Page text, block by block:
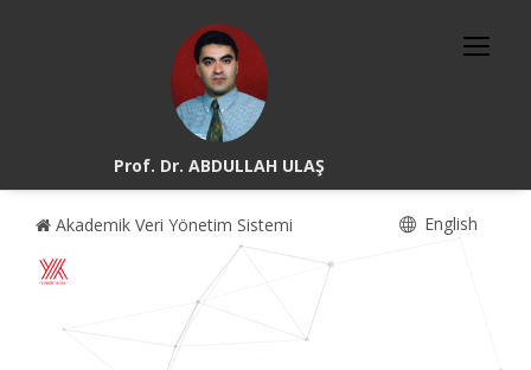
Prof. Dr. ABDULLAH ULAŞ
Akademik Veri Yönetim Sistemi English